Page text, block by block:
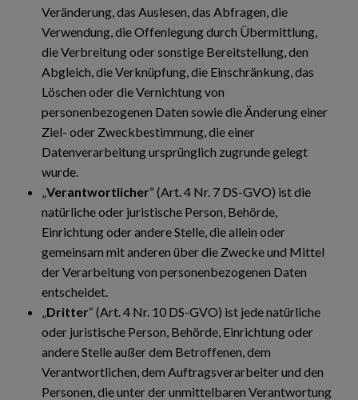
Veränderung, das Auslesen, das Abfragen, die
Verwendung, die Offenlegung durch Übermittlung,
die Verbreitung oder sonstige Bereitstellung, den
Abgleich, die Verknüpfung, die Einschränkung, das
Löschen oder die Vernichtung von
personenbezogenen Daten sowie die Änderung einer
Ziel- oder Zweckbestimmung, die einer
Datenverarbeitung ursprünglich zugrunde gelegt
wurde.
„Verantwortlicher“ (Art. 4 Nr. 7 DS-GVO) ist die
natürliche oder juristische Person, Behörde,
Einrichtung oder andere Stelle, die allein oder
gemeinsam mit anderen über die Zwecke und Mittel
der Verarbeitung von personenbezogenen Daten
entscheidet.
„Dritter“ (Art. 4 Nr. 10 DS-GVO) ist jede natürliche
oder juristische Person, Behörde, Einrichtung oder
andere Stelle außer dem Betroffenen, dem
Verantwortlichen, dem Auftragsverarbeiter und den
Personen, die unter der unmittelbaren Verantwortung